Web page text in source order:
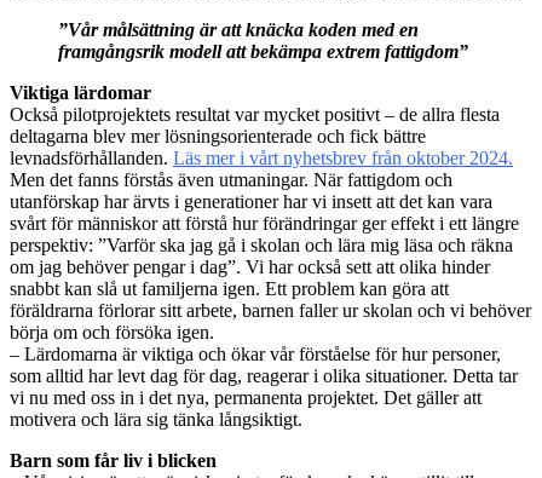
”Vår målsättning är att knäcka koden med en
framgångsrik modell att bekämpa extrem fattigdom”
Viktiga lärdomar
Också pilotprojektets resultat var mycket positivt – de allra flesta
deltagarna blev mer lösningsorienterade och fick bättre
levnadsförhållanden. Läs mer i vårt nyhetsbrev från oktober 2024.
Men det fanns förstås även utmaningar. När fattigdom och
utanförskap har ärvts i generationer har vi insett att det kan vara
svårt för människor att förstå hur förändringar ger effekt i ett längre
perspektiv: ”Varför ska jag gå i skolan och lära mig läsa och räkna
om jag behöver pengar i dag”. Vi har också sett att olika hinder
snabbt kan slå ut familjerna igen. Ett problem kan göra att
föräldrarna förlorar sitt arbete, barnen faller ur skolan och vi behöver
börja om och försöka igen.
– Lärdomarna är viktiga och ökar vår förståelse för hur personer,
som alltid har levt dag för dag, reagerar i olika situationer. Detta tar
vi nu med oss in i det nya, permanenta projektet. Det gäller att
motivera och lära sig tänka långsiktigt.
Barn som får liv i blicken